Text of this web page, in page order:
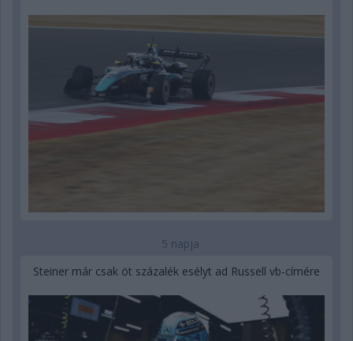
5 napja
Steiner már csak öt százalék esélyt ad Russell vb-címére